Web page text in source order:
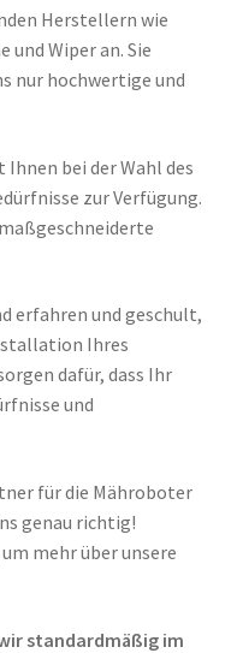
Herstellern wie
und Wiper an. Sie
nur hochwertige und
bei der Wahl des
zur Verfügung.
erfahren und geschult,
Ihres
dafür, dass Ihr
und
für die Mähroboter
genau richtig!
mehr über unsere
standardmäßig im